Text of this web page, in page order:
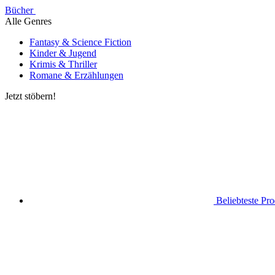
Bücher
Alle Genres
Fantasy & Science Fiction
Kinder & Jugend
Krimis & Thriller
Romane & Erzählungen
Jetzt stöbern!
Beliebteste